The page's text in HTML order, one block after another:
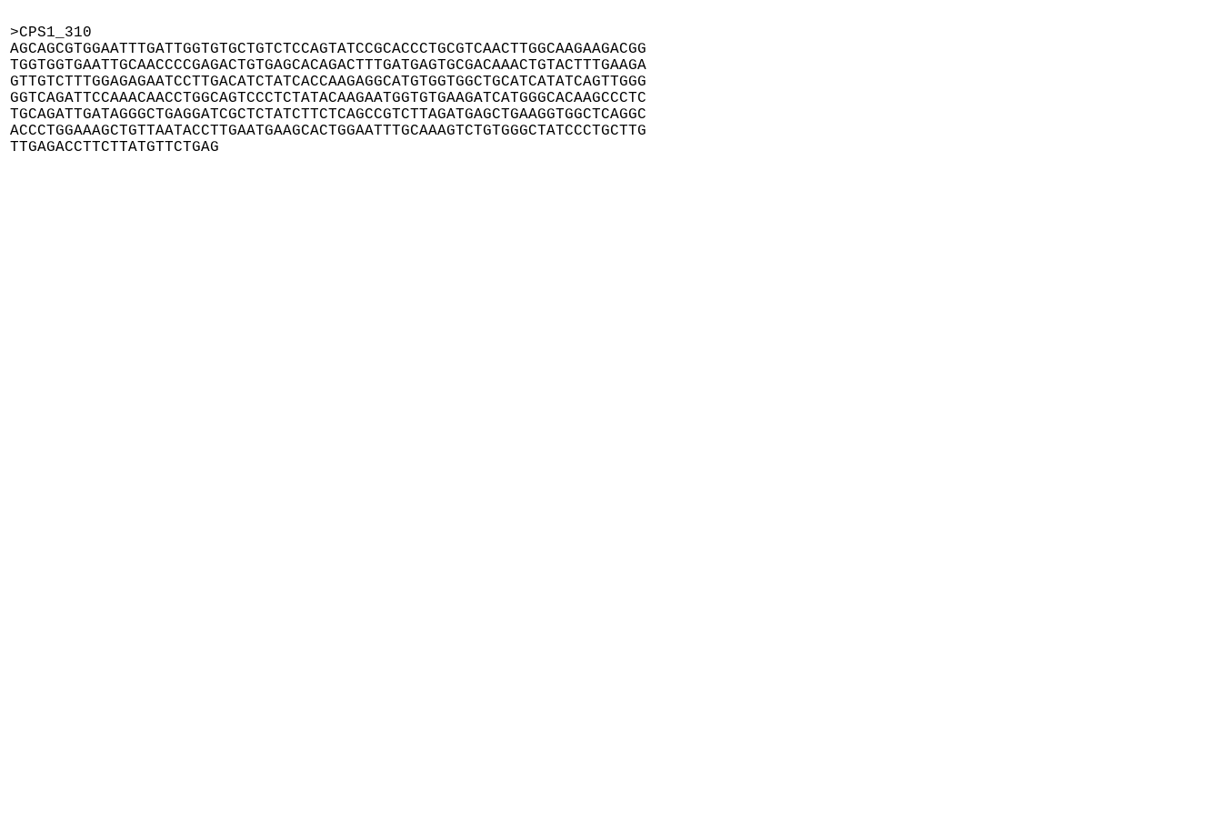
>CPS1_310
AGCAGCGTGGAATTTGATTGGTGTGCTGTCTCCAGTATCCGCACCCTGCGTCAACTTGGCAAGAAGACGG
TGGTGGTGAATTGCAACCCCGAGACTGTGAGCACAGACTTTGATGAGTGCGACAAACTGTACTTTGAAGA
GTTGTCTTTGGAGAGAATCCTTGACATCTATCACCAAGAGGCATGTGGTGGCTGCATCATATCAGTTGGG
GGTCAGATTCCAAACAACCTGGCAGTCCCTCTATACAAGAATGGTGTGAAGATCATGGGCACAAGCCCTC
TGCAGATTGATAGGGCTGAGGATCGCTCTATCTTCTCAGCCGTCTTAGATGAGCTGAAGGTGGCTCAGGC
ACCCTGGAAAGCTGTTAATACCTTGAATGAAGCACTGGAATTTGCAAAGTCTGTGGGCTATCCCTGCTTG
TTGAGACCTTCTTATGTTCTGAG